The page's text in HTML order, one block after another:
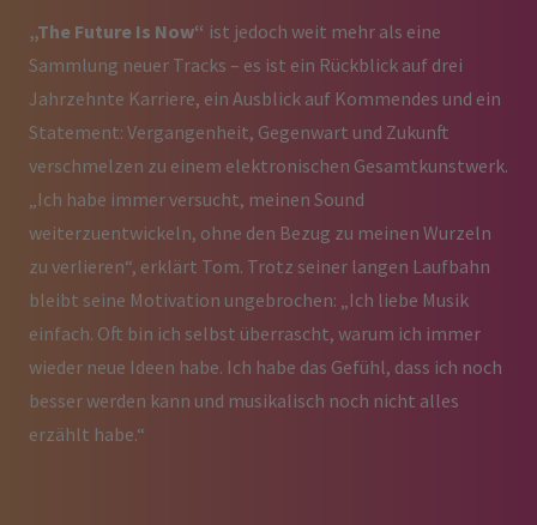
„The Future Is Now“ ist jedoch weit mehr als eine
Sammlung neuer Tracks – es ist ein Rückblick auf drei
Jahrzehnte Karriere, ein Ausblick auf Kommendes und ein
Statement: Vergangenheit, Gegenwart und Zukunft
verschmelzen zu einem elektronischen Gesamtkunstwerk.
„Ich habe immer versucht, meinen Sound
weiterzuentwickeln, ohne den Bezug zu meinen Wurzeln
zu verlieren“, erklärt Tom. Trotz seiner langen Laufbahn
bleibt seine Motivation ungebrochen: „Ich liebe Musik
einfach. Oft bin ich selbst überrascht, warum ich immer
wieder neue Ideen habe. Ich habe das Gefühl, dass ich noch
besser werden kann und musikalisch noch nicht alles
erzählt habe.“